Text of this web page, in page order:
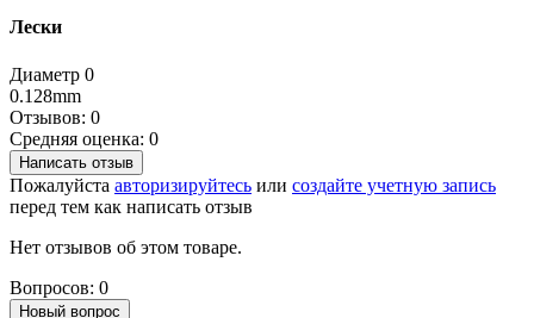
Лески
Диаметр 0
0.128mm
Отзывов: 0
Средняя оценка: 0
Написать отзыв
Пожалуйста авторизируйтесь или создайте учетную запись
перед тем как написать отзыв
Нет отзывов об этом товаре.
Вопросов: 0
Новый вопрос